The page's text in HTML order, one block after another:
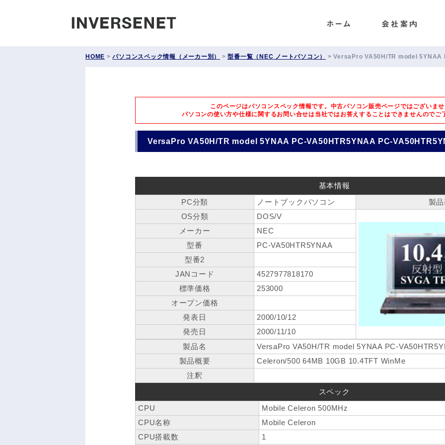
HOME >パソコンスペック情報（メーカー別） >型番一覧（NEC ノートパソコン） >VersaPro VA50H/TR model 5YNAA
このページはパソコンスペック情報です。中古パソコン販売ページではございま
パソコンの使い方や仕様に関するお問い合せは当社ではお答えすることはできませんのでご
VersaPro VA50H/TR model 5YNAA PC-VA50HTR5YNAA PC-
基本情報
PC分類
ノートブックパソコン
製
OS分類
DOS/V
メーカー
NEC
型番
PC-VA50HTR5YNAA
型番2
JANコード
4527977818170
標準価格
253000
オープン価格
発表日
2000/10/12
発売日
2000/11/10
製品名
VersaPro VA50H/TR model 5YNAA PC-
製品概要
Celeron/500 64MB 10GB 10.4TFT WinMe
注釈
スペック
CPU
Mobile Celeron 500MHz
CPU名称
Mobile Celeron
CPU搭載数
1